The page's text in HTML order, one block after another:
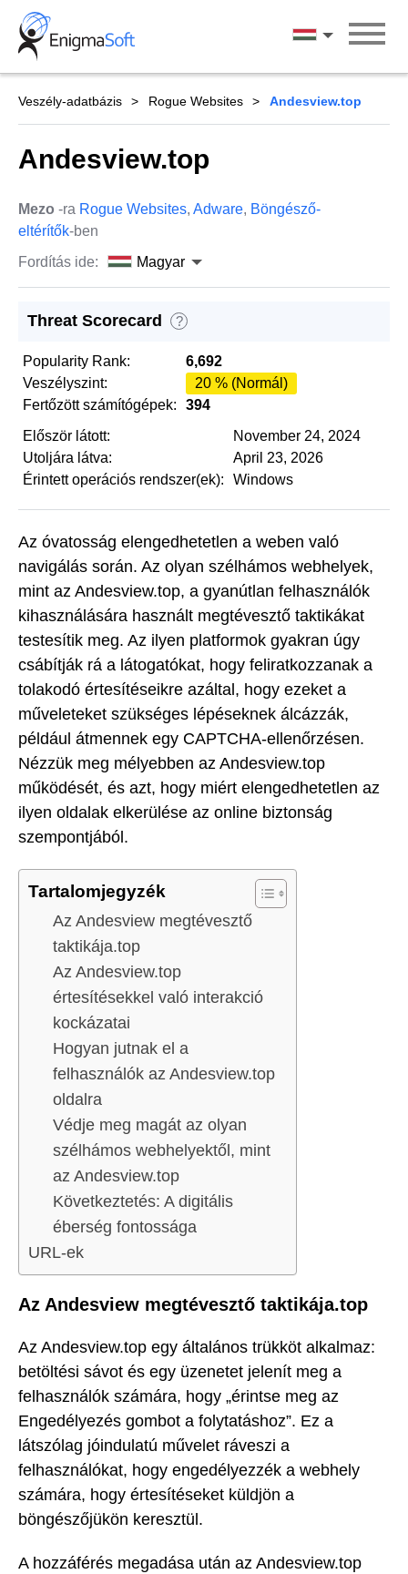
Skip
content
Magyar
Veszély-adatbázis Rogue Websites Andesview.top
Andesview.top
Mezo -ra Rogue Websites, Adware, Böngésző-
eltérítők-ben
Fordítás ide:
Magyar
Threat Scorecard ?
Popularity Rank:
6,692
Veszélyszint:
20 % (Normál)
Fertőzött számítógépek:
394
Először látott:
November 24, 2024
Utoljára látva:
April 23, 2026
Érintett operációs rendszer(ek):
Windows
Az óvatosság elengedhetetlen a weben való
navigálás során. Az olyan szélhámos webhelyek,
mint az Andesview.top, a gyanútlan felhasználók
kihasználására használt megtévesztő taktikákat
testesítik meg. Az ilyen platformok gyakran úgy
csábítják rá a látogatókat, hogy feliratkozzanak a
tolakodó értesítéseikre azáltal, hogy ezeket a
műveleteket szükséges lépéseknek álcázzák,
például átmennek egy CAPTCHA-ellenőrzésen.
Nézzük meg mélyebben az Andesview.top
működését, és azt, hogy miért elengedhetetlen az
ilyen oldalak elkerülése az online biztonság
szempontjából.
Tartalomjegyzék
Az Andesview megtévesztő
taktikája.top
Az Andesview.top
értesítésekkel való interakció
kockázatai
Hogyan jutnak el a
felhasználók az Andesview.top
oldalra
Védje meg magát az olyan
szélhámos webhelyektől, mint
az Andesview.top
Következtetés: A digitális
éberség fontossága
URL-ek
Az Andesview megtévesztő taktikája.top
Az Andesview.top egy általános trükköt alkalmaz:
betöltési sávot és egy üzenetet jelenít meg a
felhasználók számára, hogy „érintse meg az
Engedélyezés gombot a folytatáshoz”. Ez a
látszólag jóindulatú művelet ráveszi a
felhasználókat, hogy engedélyezzék a webhely
számára, hogy értesítéseket küldjön a
böngészőjükön keresztül.
A hozzáférés megadása után az Andesview.top